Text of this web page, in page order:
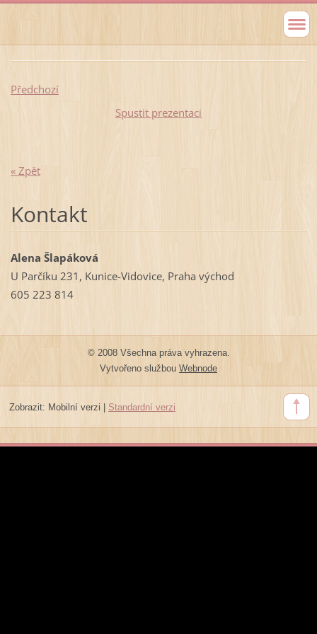
Předchozí
Spustit prezentaci
« Zpět
Kontakt
Alena Šlapáková
U Parčíku 231, Kunice-Vidovice, Praha východ
605 223 814
© 2008 Všechna práva vyhrazena.
Vytvořeno službou Webnode
Zobrazit: Mobilní verzi Standardní verzi